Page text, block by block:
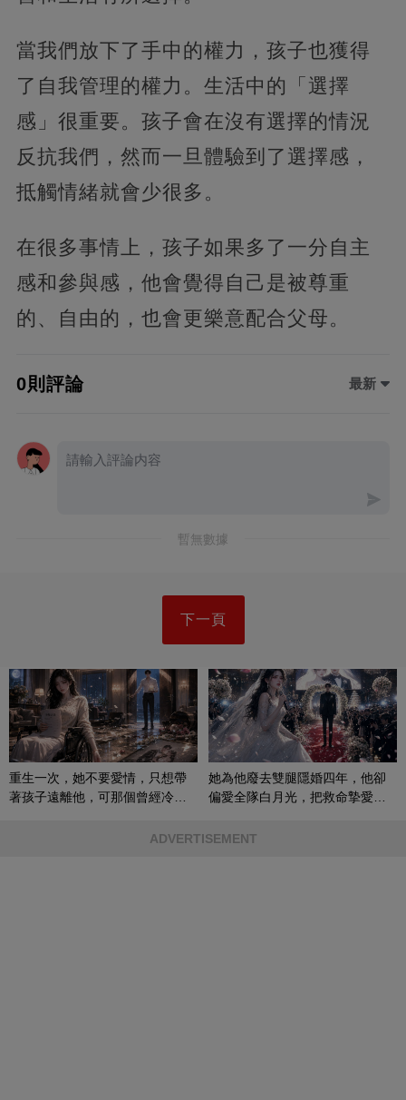
當我們放下了手中的權力，孩子也獲得
了自我管理的權力。生活中的「選擇
感」很重要。孩子會在沒有選擇的情況
反抗我們，然而一旦體驗到了選擇感，
抵觸情緒就會少很多。
在很多事情上，孩子如果多了一分自主
感和參與感，他會覺得自己是被尊重
的、自由的，也會更樂意配合父母。
0則評論 最新
暫無數據
下一頁
重生一次，她不要愛情，只想帶
著孩子遠離他，可那個曾經冷漠
她為他廢去雙腿隱婚四年，他卻
偏愛全隊白月光，把救命摯愛當
ADVERTISEMENT